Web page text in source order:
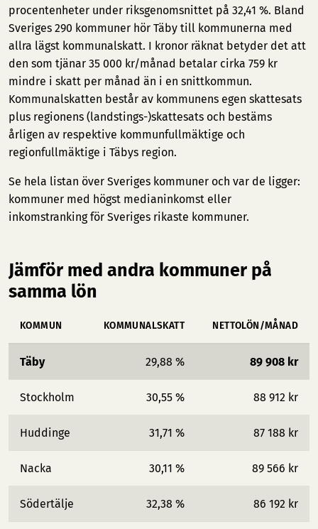
procentenheter under riksgenomsnittet på 32,41 %. Bland
Sveriges 290 kommuner hör Täby till kommunerna med
allra lägst kommunalskatt. I kronor räknat betyder det att
den som tjänar 35 000 kr/månad betalar cirka 759 kr
mindre i skatt per månad än i en snittkommun.
Kommunalskatten består av kommunens egen skattesats
plus regionens (landstings-)skattesats och bestäms
årligen av respektive kommunfullmäktige och
regionfullmäktige i Täbys region.
Se hela listan över Sveriges kommuner och var de ligger:
kommuner med högst medianinkomst eller
inkomstranking för Sveriges rikaste kommuner.
Jämför med andra kommuner på
samma lön
KOMMUN KOMMUNALSKATT NETTOLÖN/MÅNAD
Täby 29,88 % 89 908 kr
Stockholm 30,55 % 88 912 kr
Huddinge 31,71 % 87 188 kr
Nacka 30,11 % 89 566 kr
Södertälje 32,38 % 86 192 kr